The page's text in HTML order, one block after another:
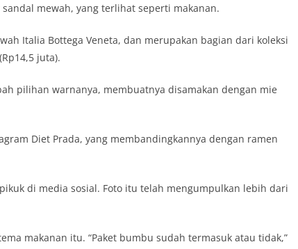
mewah, yang terlihat seperti makanan.
Italia Bottega Veneta, dan merupakan bagian dari koleksi
juta).
pilihan warnanya, membuatnya disamakan dengan mie
Diet Prada, yang membandingkannya dengan ramen
di media sosial. Foto itu telah mengumpulkan lebih dari
makanan itu. “Paket bumbu sudah termasuk atau tidak,”